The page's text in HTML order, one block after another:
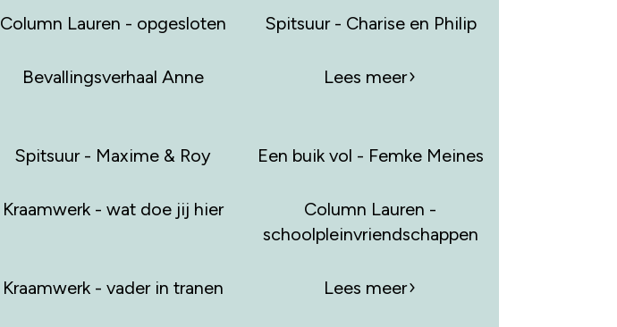
Column Lauren - opgesloten Spitsuur - Charise en Philip
Bevallingsverhaal Anne Lees meer
Spitsuur - Maxime & Roy Een buik vol - Femke Meines
Kraamwerk - wat doe jij hier
Column Lauren -
schoolpleinvriendschappen
Kraamwerk - vader in tranen Lees meer